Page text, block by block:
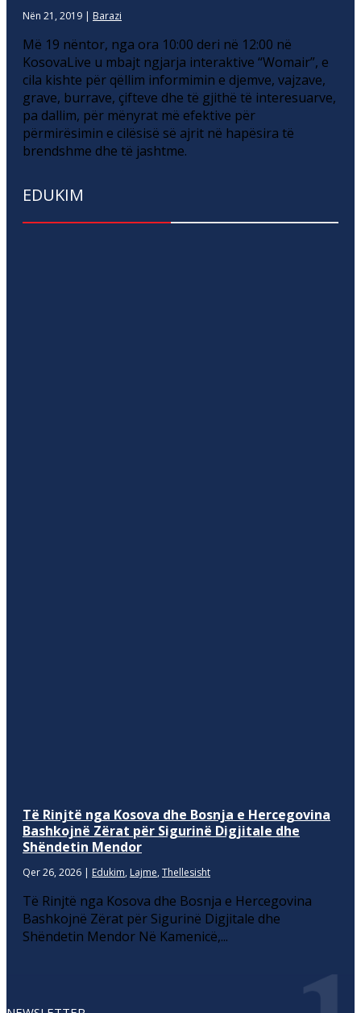
Nën 21, 2019 | Barazi
Më 19 nëntor, nga ora 10:00 deri në 12:00 në
KosovaLive u mbajt ngjarja interaktive “Womair”, e
cila kishte për qëllim informimin e djemve, vajzave,
grave, burrave, çifteve dhe të gjithë të interesuarve,
pa dallim, për mënyrat më efektive për
përmirësimin e cilësisë së ajrit në hapësira të
brendshme dhe të jashtme.
EDUKIM
Të Rinjtë nga Kosova dhe Bosnja e Hercegovina
Bashkojnë Zërat për Sigurinë Digjitale dhe
Shëndetin Mendor
Qer 26, 2026 | Edukim, Lajme, Thellesisht
Të Rinjtë nga Kosova dhe Bosnja e Hercegovina
Bashkojnë Zërat për Sigurinë Digjitale dhe
Shëndetin Mendor Në Kamenicë,...